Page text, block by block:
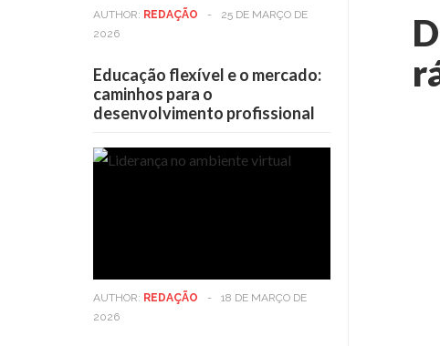
AUTHOR: REDAÇÃO -
25 DE MARÇO DE
2026
Educação flexível e o mercado:
caminhos para o
desenvolvimento profissional
AUTHOR: REDAÇÃO -
18 DE MARÇO DE
2026